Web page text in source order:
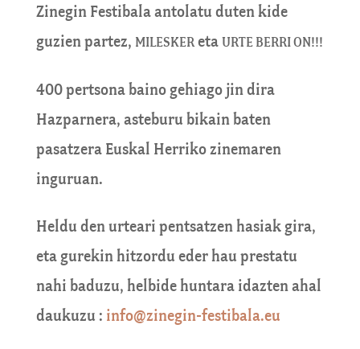
Zinegin Festibala antolatu duten kide
guzien partez, MILESKEReta URTE BERRI ON!!!
400 pertsona baino gehiago jin dira
Hazparnera, asteburu bikain baten
pasatzera Euskal Herriko zinemaren
inguruan.
Heldu den urteari pentsatzen hasiak gira,
eta gurekin hitzordu eder hau prestatu
nahi baduzu, helbide huntara idazten ahal
daukuzu : info@zinegin-festibala.eu